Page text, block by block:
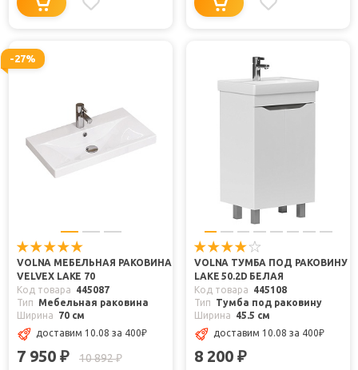
-27%
VOLNA МЕБЕЛЬНАЯ РАКОВИНА
VELVEX LAKE 70
Код товара
445087
Тип
Мебельная раковина
Ширина
70 см
доставим 10.08 за 400₽
7 950 ₽ 10 892₽
VOLNA ТУМБА ПОД РАКОВИНУ
LAKE 50.2D БЕЛАЯ
Код товара
445108
Тип
Тумба под раковину
Ширина
45.5 см
доставим 10.08 за 400₽
8 200 ₽